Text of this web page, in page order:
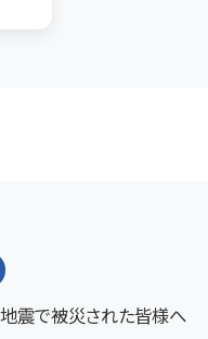
震で被災された皆様へ